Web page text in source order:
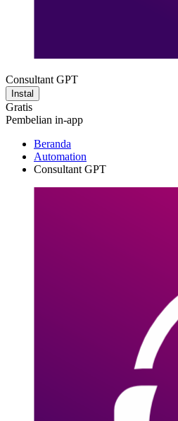
Consultant GPT
Instal
Gratis
Pembelian in-app
Beranda
Automation
Consultant GPT